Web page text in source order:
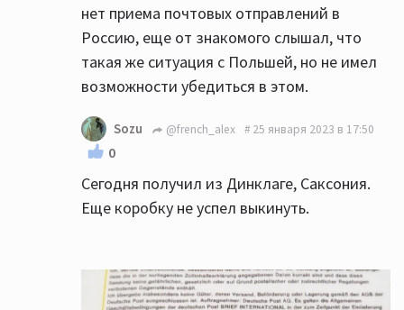
нет приема почтовых отправлений в
Россию, еще от знакомого слышал, что
такая же ситуация с Польшей, но не имел
возможности убедиться в этом.
Sozu @french_alex 25 января 2023 в 17:50
0
Сегодня получил из Динклаге, Саксония.
Еще коробку не успел выкинуть.